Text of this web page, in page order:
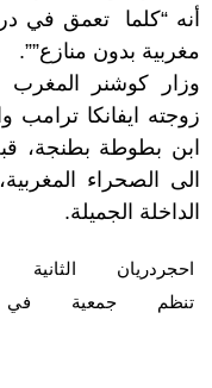
أنه “كلما تعمق في
مغربية بدون منازع””.
وزار كوشنر
زوجته ايفانكا ترامب
ابن بطوطة بطنجة،
الى الصحراء
الداخلة الجميلة.
احجردريان الثانية
تنظم
جمعية في